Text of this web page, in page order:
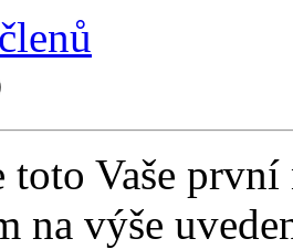
toto Vaše
na výše